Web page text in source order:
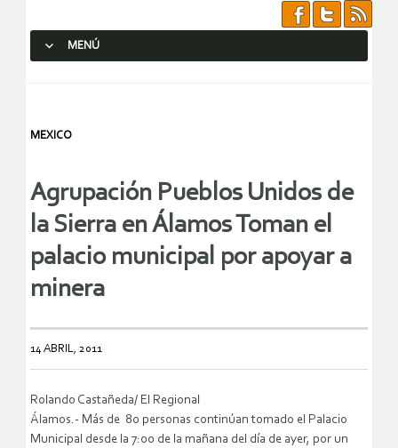
MENÚ
MEXICO
Agrupación Pueblos Unidos de
la Sierra en Álamos Toman el
palacio municipal por apoyar a
minera
14 ABRIL, 2011
Rolando Castañeda/ El Regional
Álamos.- Más de 80 personas continúan tomado el Palacio
Municipal desde la 7:00 de la mañana del día de ayer, por un